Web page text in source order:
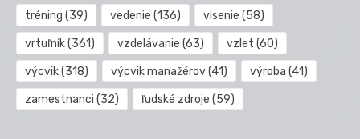
tréning (39) vedenie (136) visenie (58)
vrtuľník(361) vzdelávanie (63) vzlet (60)
výcvik(318) výcvik manažérov(41) výroba (41)
zamestnanci (32) ľudské zdroje (59)